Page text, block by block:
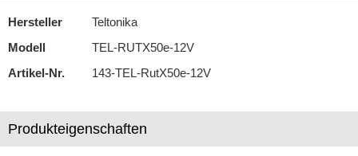
Navigationssysteme
Rückfahrsysteme
Soundprozessoren
Hersteller
Teltonika
Modell
TEL-RUTX50e-12V
Artikel-Nr.
143-TEL-RutX50e-12V
Produkteigenschaften